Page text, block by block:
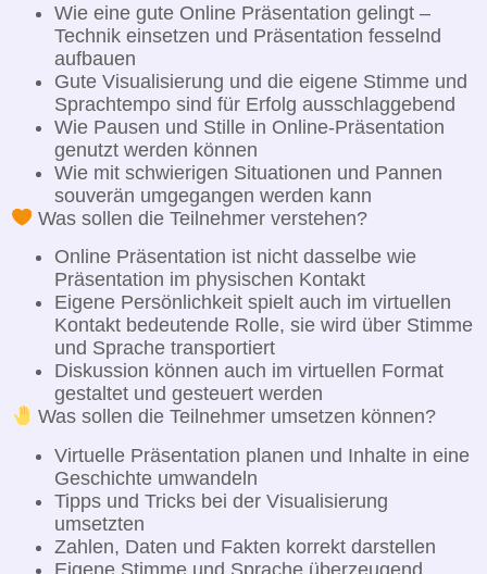
Wie eine gute Online Präsentation gelingt –
Technik einsetzen und Präsentation fesselnd
aufbauen
Gute Visualisierung und die eigene Stimme und
Sprachtempo sind für Erfolg ausschlaggebend
Wie Pausen und Stille in Online-Präsentation
genutzt werden können
Wie mit schwierigen Situationen und Pannen
souverän umgegangen werden kann
Was sollen die Teilnehmer verstehen?
Online Präsentation ist nicht dasselbe wie
Präsentation im physischen Kontakt
Eigene Persönlichkeit spielt auch im virtuellen
Kontakt bedeutende Rolle, sie wird über Stimme
und Sprache transportiert
Diskussion können auch im virtuellen Format
gestaltet und gesteuert werden
Was sollen die Teilnehmer umsetzen können?
Virtuelle Präsentation planen und Inhalte in eine
Geschichte umwandeln
Tipps und Tricks bei der Visualisierung
umsetzten
Zahlen, Daten und Fakten korrekt darstellen
Eigene Stimme und Sprache überzeugend